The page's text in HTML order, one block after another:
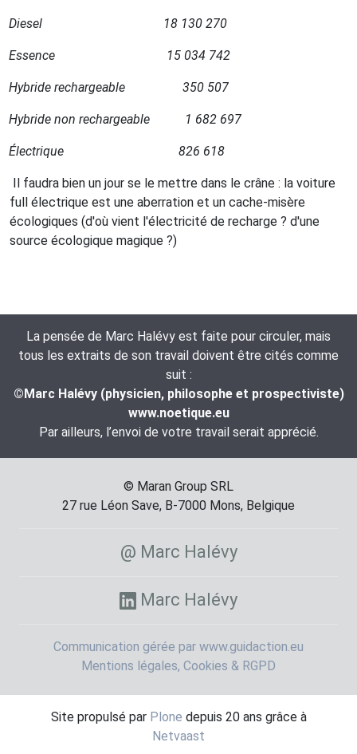
Diesel 18 130 270
Essence 15 034 742
Hybride rechargeable 350 507
Hybride non rechargeable 1 682 697
Électrique 826 618
Il faudra bien un jour se le mettre dans le crâne : la voiture
full électrique est une aberration et un cache-misère
écologiques (d'où vient l'électricité de recharge ? d'une
source écologique magique ?)
La pensée de Marc Halévy est faite pour circuler, mais
tous les extraits de son travail doivent être cités comme
suit :
©Marc Halévy (physicien, philosophe et prospectiviste)
www.noetique.eu
Par ailleurs, l’envoi de votre travail serait apprécié.
© Maran Group SRL
27 rue Léon Save, B-7000 Mons, Belgique
@ Marc Halévy
Marc Halévy
Communication gérée par www.guidaction.eu
Mentions légales, Cookies & RGPD
Site propulsé par Plone depuis 20 ans grâce à
Netvaast